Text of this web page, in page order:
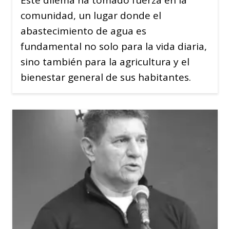
comunidad, un lugar donde el
abastecimiento de agua es
fundamental no solo para la vida diaria,
sino también para la agricultura y el
bienestar general de sus habitantes.